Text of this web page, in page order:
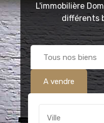
L'immobilière
différents
Tous nos biens
A vendre
Ville